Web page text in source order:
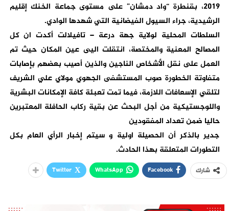
2019، بقنطرة “واد دمشان” على مستوى جماعة الخنك إقليم
الرشيدية، جراء السيول الفيضانية التي شهدها الوادي.
السلطات المحلية لولاية جهة درعة – تافيلالت أكدت ان كل
المصالح المعنية والمختصة، انتقلت اليى عين المكان حيث تم
العمل على نقل الأشخاص الناجين والذين أصيب بعضهم بإصابات
متفاوتة الخطورة صوب المستشفى الجهوي مولاي علي الشريف
لتلقي الإسعافات اللازمة، فيما تمت تعبئة كافة الإمكانات البشرية
واللوجستيكية من أجل البحث عن بقية ركاب الحافلة المعتبرين
حاليا ضمن تعداد المفقودين
جدير بالذكر أن الحصيلة اولية و سيتم إخبار الرأي العام بكل
التطورات المتعلقة بهذا الحادث.
شارك Facebook
WhatsApp
Twitter